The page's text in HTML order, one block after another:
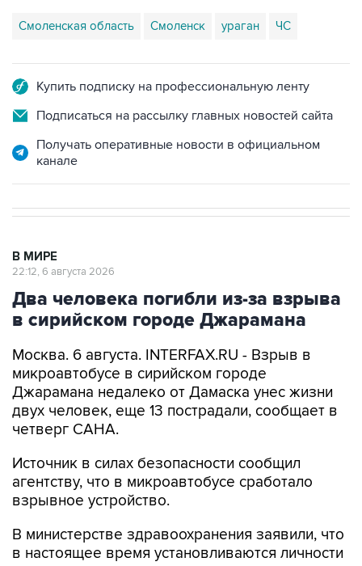
Подписаться на рассылку главных новостей сайта
Получать оперативные новости в официальном
канале
Два человека погибли из-за взрыва
в сирийском городе Джарамана
Москва. 6 августа. INTERFAX.RU - Взрыв в
Джарамана недалеко от Дамаска унес жизни
двух человек, еще 13 пострадали, сообщает в
четверг САНА.
Источник в силах безопасности сообщил
взрывное устройство.
В министерстве здравоохранения заявили, что
погибших.